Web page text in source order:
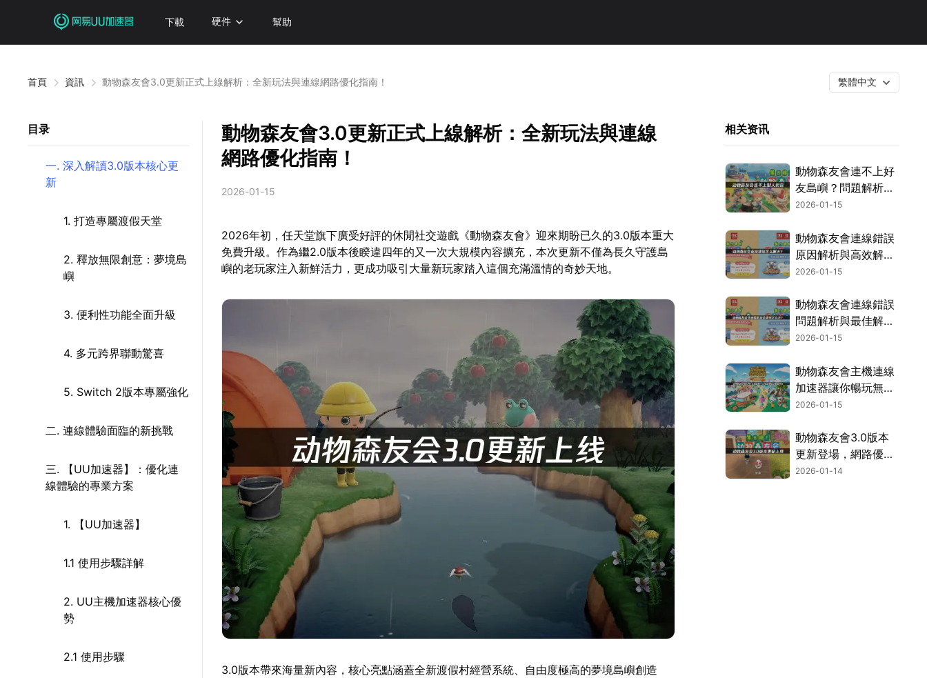
下載 硬件 幫助
首頁 資訊 動物森友會3.0更新正式上線解析：全新玩法與連線網路優化指南！ 繁體中文
目录
一. 深入解讀3.0版本核心更
新
1. 打造專屬渡假天堂
2. 釋放無限創意：夢境島
嶼
3. 便利性功能全面升級
4. 多元跨界聯動驚喜
5. Switch 2版本專屬強化
二. 連線體驗面臨的新挑戰
三. 【UU加速器】：優化連
線體驗的專業方案
1. 【UU加速器】
1.1 使用步驟詳解
2. UU主機加速器核心優
勢
2.1 使用步驟
動物森友會3.0更新正式上線解析：全新玩法與連線
網路優化指南！
2026-01-15
2026年初，任天堂旗下廣受好評的休閒社交遊戲《動物森友會》迎來期盼已久的3.0版本重大
免費升級。作為繼2.0版本後睽違四年的又一次大規模內容擴充，本次更新不僅為長久守護島
嶼的老玩家注入新鮮活力，更成功吸引大量新玩家踏入這個充滿溫情的奇妙天地。
3.0版本帶來海量新內容，核心亮點涵蓋全新渡假村經營系統、自由度極高的夢境島嶼創造
相关资讯
動物森友會連不上好
友島嶼？問題解析與
UU加速器解決方案
2026-01-15
動物森友會連線錯誤
原因解析與高效解決
方案大公開！
2026-01-15
動物森友會連線錯誤
問題解析與最佳解決
方案！
2026-01-15
動物森友會主機連線
加速器讓你暢玩無
阻！
2026-01-15
動物森友會3.0版本
更新登場，網路優化
方案讓你暢玩無阻！
2026-01-14